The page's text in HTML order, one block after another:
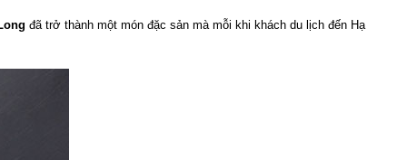
đã trở thành một món đặc sản mà mỗi khi khách du lịch đến Hạ